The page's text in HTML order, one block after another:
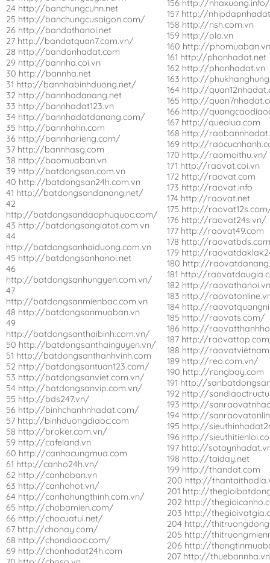
24 http://banchungcuhn.net
25 http://banchungcusaigon.com/
26 http://bandathanoi.net
27 http://bandatquan7.com.vn/
28 http://bandonhadat.com
29 http://bannha.coi.vn
30 http://bannha.net
31 http://bannhabinhduong.net/
32 http://bannhadanang.net
33 http://bannhadat123.vn
34 http://bannhadatdanang.com/
35 http://bannhahn.com
36 http://bannharieng.com/
37 http://bannhasg.com
38 http://baomuaban.vn
39 http://batdongsan.com.vn
40 http://batdongsan24h.com.vn
41 http://batdongsandanang.net/
42
http://batdongsandaophuquoc.com/
43 http://batdongsangiatot.com.vn
44
http://batdongsanhaiduong.com.vn
45 http://batdongsanhanoi.net
46
http://batdongsanhungyen.com.vn/
47
http://batdongsanmienbac.com.vn
48 http://batdongsanmuaban.vn
49
http://batdongsanthaibinh.com.vn/
50 http://batdongsanthainguyen.vn/
51 http://batdongsanthanhvinh.com
52 http://batdongsantuan123.com/
53 http://batdongsanviet.com.vn/
54 http://batdongsanvip.com.vn/
55 http://bds247.vn/
56 http://binhchanhnhadat.com/
57 http://binhduongdiaoc.com
58 http://broker.com.vn/
59 http://cafeland.vn
60 http://canhacungmua.com
61 http://canho24h.vn/
62 http://canhoban.vn
63 http://canhohot.vn/
64 http://canhohungthinh.com.vn/
65 http://chobamien.com/
66 http://chocuatui.net/
67 http://chonay.com/
68 http://chondiaoc.com/
69 http://chonhadat24h.com
156 http://nhaxuong.info/
157 http://
158 http://nsh.com.vn
159 http://olo.vn
160 http://
161 http://phonhadat.net
162 http://phonhadat.vn
163 http://
164 http://
165 http://
166 http://
167 http://queolua.com
168 http://
169 http://
170 http://raomoithu.vn/
171 http://raovat.coi.vn
172 http://raovat.com
173 http://raovat.info
174 http://raovat.net
175 http://
176 http://raovat24s.vn/
177 http://raovat49.com
178 http://
179 http://
180 http://
181 http://
182 http://
183 http://
184 http://
185 http://raovats.com/
186 http://
187 http://
188 http://
189 http://reo.com.vn/
190 http://rongbay.com
191 http://
192 http://
193 http://
194 http://
195 http://
196 http://
197 http://
198 http://taiday.net
199 http://thandat.com
200 http://
201 http://
202 http://
203 http://
204 http://
205 http://
206 http://
207 http://